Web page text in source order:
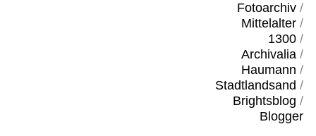
Fotoarchiv/
Mittelalter/
1300/
Archivalia/
Haumann /
Stadtlandsand /
Brightsblog /
Blogger